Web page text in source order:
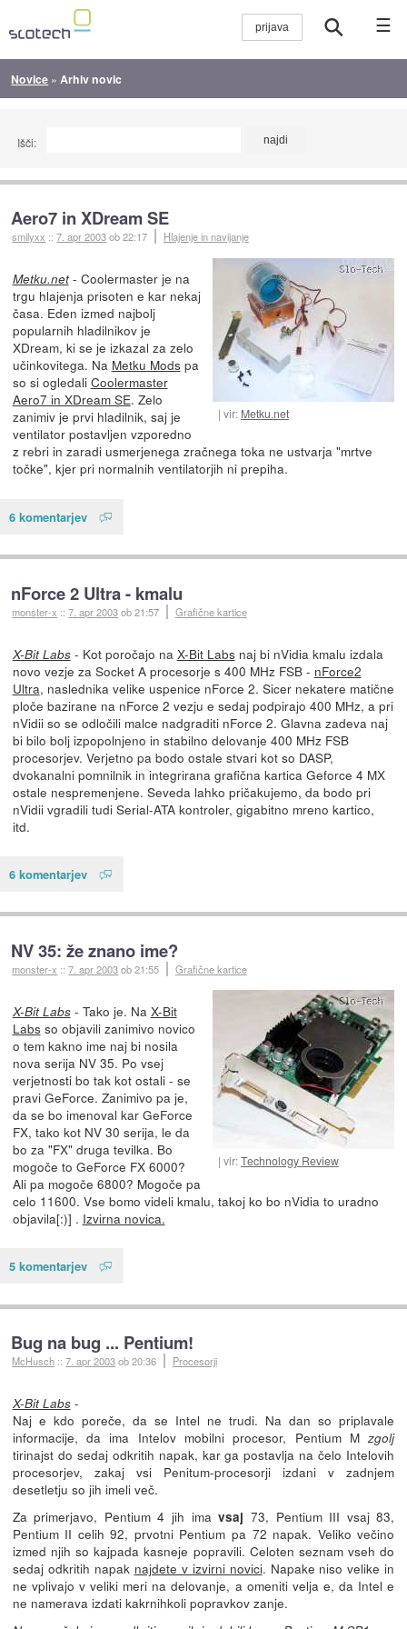
☰
Novice » Arhiv novic
Išči:
Aero7 in XDream SE
smilyxx ::7. apr 2003ob 22:17 Hlajenje in navijanje
vir: Metku.net
Metku.net- Coolermaster je na
trgu hlajenja prisoten e kar nekaj
časa. Eden izmed najbolj
popularnih hladilnikov je
XDream, ki se je izkazal za zelo
učinkovitega. Na Metku Modspa
so si ogledali Coolermaster
Aero7 in XDream SE. Zelo
zanimiv je prvi hladilnik, saj je
ventilator postavljen vzporedno
z rebri in zaradi usmerjenega zračnega toka ne ustvarja "mrtve
točke", kjer pri normalnih ventilatorjih ni prepiha.
6 komentarjev
nForce 2 Ultra - kmalu
monster-x ::7. apr 2003ob 21:57 Grafične kartice
X-Bit Labs- Kot poročajo na X-Bit Labsnaj bi nVidia kmalu izdala
novo vezje za Socket A procesorje s 400 MHz FSB - nForce2
Ultra, naslednika velike uspenice nForce 2. Sicer nekatere matične
ploče bazirane na nForce 2 vezju e sedaj podpirajo 400 MHz, a pri
nVidii so se odločili malce nadgraditi nForce 2. Glavna zadeva naj
bi bilo bolj izpopolnjeno in stabilno delovanje 400 MHz FSB
procesorjev. Verjetno pa bodo ostale stvari kot so DASP,
dvokanalni pomnilnik in integrirana grafična kartica Geforce 4 MX
ostale nespremenjene. Seveda lahko pričakujemo, da bodo pri
nVidii vgradili tudi Serial-ATA kontroler, gigabitno mreno kartico,
itd.
6 komentarjev
NV 35: že znano ime?
monster-x ::7. apr 2003ob 21:55 Grafične kartice
vir:Technology Review
X-Bit Labs- Tako je. Na X-Bit
Labsso objavili zanimivo novico
o tem kakno ime naj bi nosila
nova serija NV 35. Po vsej
verjetnosti bo tak kot ostali - se
pravi GeForce. Zanimivo pa je,
da se bo imenoval kar GeForce
FX, tako kot NV 30 serija, le da
bo za "FX" druga tevilka. Bo
mogoče to GeForce FX 6000?
Ali pa mogoče 6800? Mogoče pa
celo 11600. Vse bomo videli kmalu, takoj ko bo nVidia to uradno
objavila[:)] . Izvirna novica.
5 komentarjev
Bug na bug ... Pentium!
McHusch ::7. apr 2003ob 20:36 Procesorji
X-Bit Labs-
Naj e kdo poreče, da se Intel ne trudi. Na dan so priplavale
informacije, da ima Intelov mobilni procesor, Pentium Mzgolj
tirinajst do sedaj odkritih napak, kar ga postavlja na čelo Intelovih
procesorjev, zakaj vsi Penitum-procesorji izdani v zadnjem
desetletju so jih imeli več.
Za primerjavo, Pentium 4 jih imavsaj 73, Pentium III vsaj 83,
Pentium II celih 92, prvotni Pentium pa 72 napak. Veliko večino
izmed njih so kajpada kasneje popravili. Celoten seznam vseh do
sedaj odkritih napak najdete v izvirni novici. Napake niso velike in
ne vplivajo v veliki meri na delovanje, a omeniti velja e, da Intel e
ne namerava izdati kakrnihkoli popravkov zanje.